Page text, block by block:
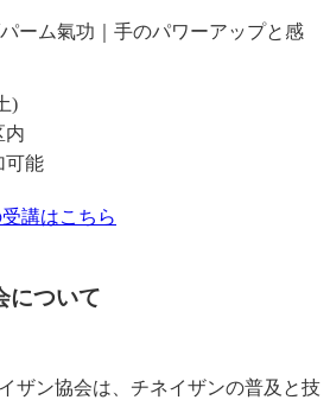
パーム氣功｜手のパワーアップと感
)
内
可能
講はこちら
について
ザン協会は、チネイザンの普及と技